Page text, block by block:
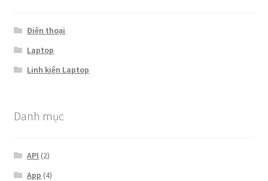
Điện thoại
Laptop
Linh kiện Laptop
Danh mục
API (2)
App (4)